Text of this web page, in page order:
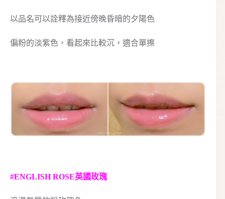
以品名可以詮釋為接近傍晚昏暗的夕陽色
偏粉的淡紫色，看起來比較沉，適合單擦
#ENGLISH ROSE英國玫瑰